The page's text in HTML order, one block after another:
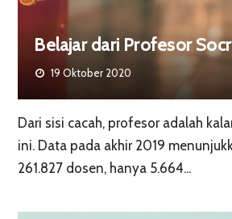
Belajar dari Profesor
19 Oktober 2020
Dari sisi cacah, profesor adalah
ini. Data pada akhir 2019
261.827 dosen, hanya 5.664...